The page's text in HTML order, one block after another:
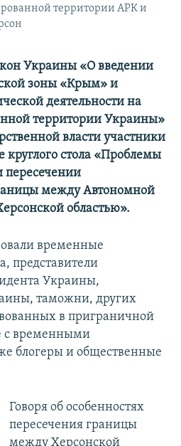
территории АРК и
Украины «О введении
зоны «Крым» и
деятельности на
территории Украины»
власти участники
стола «Проблемы
между Автономной
областью».
временные
представители
Украины,
таможни, других
в приграничной
с временными
блогеры и общественные
Говоря об особенностях
пересечения границы
между Херсонской